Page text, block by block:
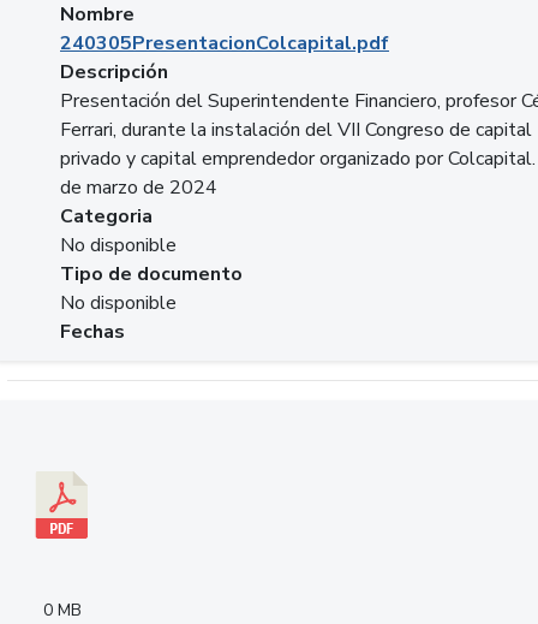
Nombre
240305PresentacionColcapital.pdf
Descripción
Presentación del Superintendente Financiero, profesor
Ferrari, durante la instalación del VII Congreso de capital
privado y capital emprendedor organizado por
de marzo de 2024
Categoria
No disponible
Tipo de documento
No disponible
Fechas
0 MB